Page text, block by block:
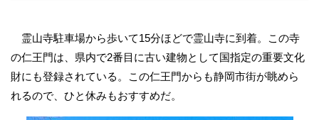
霊山寺駐車場から歩いて15分ほどで霊山寺に到着。この寺
の仁王門は、県内で2番目に古い建物として国指定の重要文化
財にも登録されている。この仁王門からも静岡市街が眺めら
れるので、ひと休みもおすすめだ。